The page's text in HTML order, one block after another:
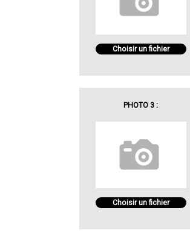
Choisir un fichier
PHOTO 3 :
Choisir un fichier